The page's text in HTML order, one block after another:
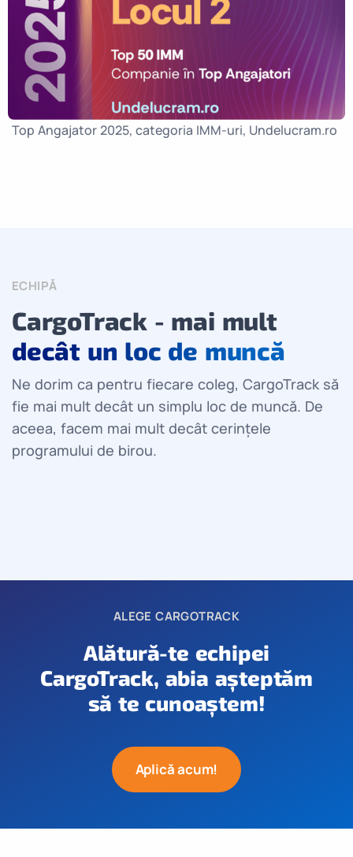
Top Angajator 2025, categoria IMM-uri, Undelucram.ro
ECHIPĂ
CargoTrack - mai mult
decât un loc de muncă
Ne dorim ca pentru fiecare coleg, CargoTrack să
fie mai mult decât un simplu loc de muncă. De
aceea, facem mai mult decât cerințele
programului de birou.
ALEGE CARGOTRACK
Alătură-te echipei
CargoTrack, abia așteptăm
să te cunoaștem!
Aplică acum!